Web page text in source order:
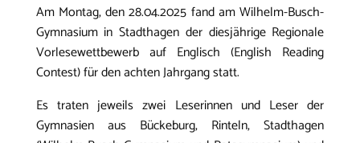
Am Montag, den 28.04.2025 fand am Wilhelm-Busch-
Gymnasium in Stadthagen der diesjährige Regionale
Vorlesewettbewerb auf Englisch (English Reading
Contest) für den achten Jahrgang statt.
Es traten jeweils zwei Leserinnen und Leser der
Gymnasien aus Bückeburg, Rinteln, Stadthagen